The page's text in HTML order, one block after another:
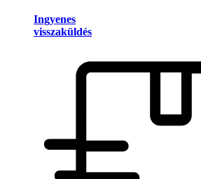
Ingyenes
visszaküldés